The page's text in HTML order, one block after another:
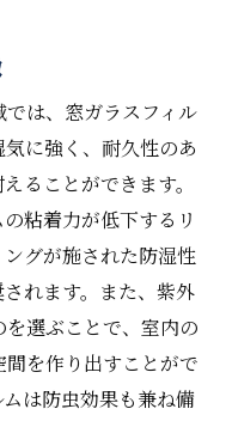
は、窓ガラスフィル
に強く、耐久性のあ
ることができます。
粘着力が低下するリ
グが施された防湿性
れます。また、紫外
選ぶことで、室内の
を作り出すことがで
は防虫効果も兼ね備